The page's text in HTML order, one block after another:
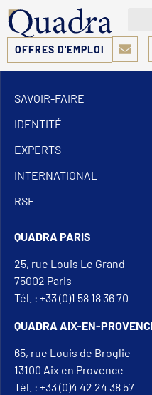
OFFRES D'EMPLOI
SAVOIR-FAIRE
IDENTITÉ
EXPERTS
INTERNATIONAL
RSE
QUADRA PARIS
25, rue Louis Le Grand
75002 Paris
Tél. : +33 (0)1 58 18 36 70
QUADRA AIX-EN-
65, rue Louis de Broglie
13100 Aix en Provence
Tél. : +33 (0)4 42 24 38 57